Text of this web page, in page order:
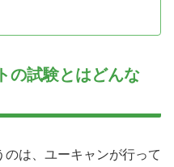
の試験とはどんな
は、ユーキャンが行って